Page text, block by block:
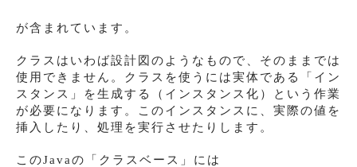
が含まれています。
クラスはいわば設計図のようなもので、そのままでは
使用できません。クラスを使うには実体である「イン
スタンス」を生成する（インスタンス化）という作業
が必要になります。このインスタンスに、実際の値を
挿入したり、処理を実行させたりします。
このJavaの「クラスベース」には